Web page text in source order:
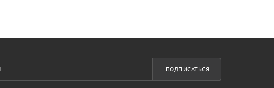
ПОДПИСАТЬСЯ